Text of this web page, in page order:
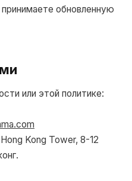
обновленную
или этой политике:
Kong Tower, 8-12